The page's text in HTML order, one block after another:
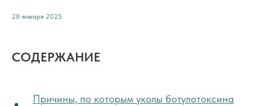
28 января 2025
СОДЕРЖАНИЕ
Причины, по которым уколы ботулотоксина